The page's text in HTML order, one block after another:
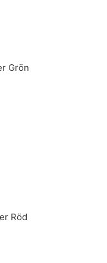
Grön
Röd